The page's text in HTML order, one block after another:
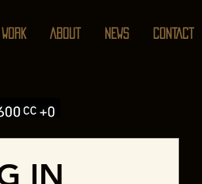
WORK ABOUT NEWS CONTACT
IN